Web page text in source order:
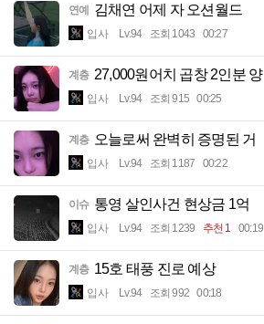
연예 김채연 어제 자 오션월드
입사 Lv.94 조회 1043 00:27
계층 27,000원어치 곱창 2인분 양
입사 Lv.94 조회 915 00:25
계층 오늘로써 완벽히 증명된 거
입사 Lv.94 조회 1187 00:22
이슈 통영 살인사건 현상금 1억
입사 Lv.94 조회 1239 추천 1 00:19
계층 15호 태풍 진로 예상
입사 Lv.94 조회 992 00:18